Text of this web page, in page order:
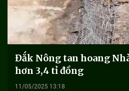
Đắk Nông tan hoang
hơn 3,4 tỉ đồng
11/05/2025 13:18